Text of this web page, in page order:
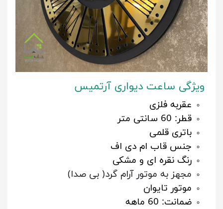
ویژگی ساعت دیواری آرتمیس
عقربه فلزی
قطر: 60 سانتی متر
باتری قلمی
جنس قاب ام دی اف
رنگ نقره ای و مشکی
مجهز به موتور آرام گرد( بی صدا)
موتور تایوان
ضمانت: 60 ماهه